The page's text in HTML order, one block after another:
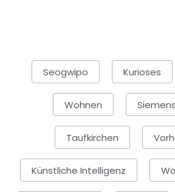
Seogwipo Kurioses
Wohnen
Taufkirchen
Künstliche Intelligenz